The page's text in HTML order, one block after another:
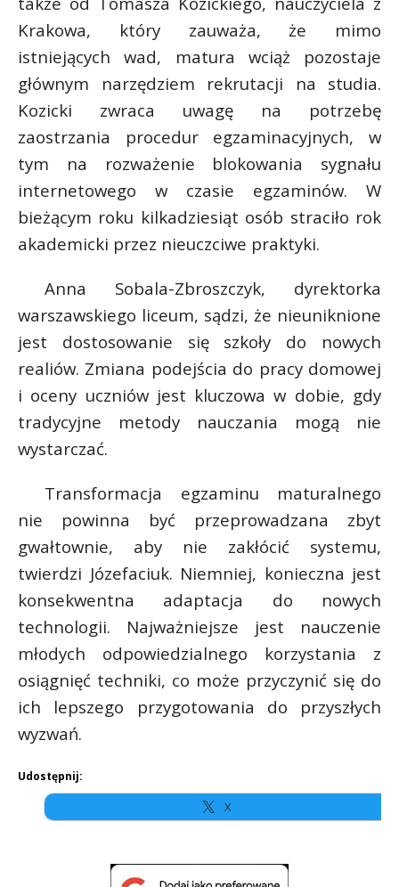
Krakowa, który zauważa, że mimo
istniejących wad, matura wciąż pozostaje
głównym narzędziem rekrutacji na studia.
Kozicki zwraca uwagę na potrzebę
zaostrzania procedur egzaminacyjnych, w
tym na rozważenie blokowania sygnału
internetowego w czasie egzaminów. W
bieżącym roku kilkadziesiąt osób straciło rok
akademicki przez nieuczciwe praktyki.
Anna Sobala-Zbroszczyk, dyrektorka
warszawskiego liceum, sądzi, że nieuniknione
jest dostosowanie się szkoły do nowych
realiów. Zmiana podejścia do pracy domowej
i oceny uczniów jest kluczowa w dobie, gdy
tradycyjne metody nauczania mogą nie
wystarczać.
Transformacja egzaminu maturalnego
nie powinna być przeprowadzana zbyt
gwałtownie, aby nie zakłócić systemu,
twierdzi Józefaciuk. Niemniej, konieczna jest
konsekwentna adaptacja do nowych
technologii. Najważniejsze jest nauczenie
młodych odpowiedzialnego korzystania z
osiągnięć techniki, co może przyczynić się do
ich lepszego przygotowania do przyszłych
wyzwań.
Udostępnij:
X